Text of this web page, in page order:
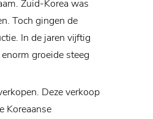
Zuid-Korea was
Toch gingen de
In de jaren vijftig
groeide steeg
Deze verkoop
Koreaanse